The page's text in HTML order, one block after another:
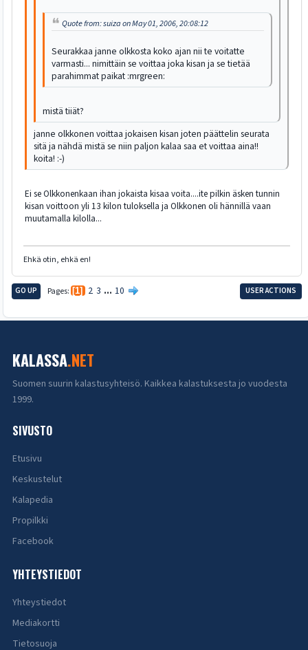
Quote from: suiza on May 01, 2006, 20:08:12
Seurakkaa janne olkkosta koko ajan nii te voitatte
varmasti... nimittäin se voittaa joka kisan ja se tietää
parahimmat paikat :mrgreen:
mistä tiiät?
janne olkkonen voittaa jokaisen kisan joten päättelin seurata
sitä ja nähdä mistä se niin paljon kalaa saa et voittaa aina!!
koita! :-)
Ei se Olkkonenkaan ihan jokaista kisaa voita....ite pilkin äsken tunnin
kisan voittoon yli 13 kilon tuloksella ja Olkkonen oli hännillä vaan
muutamalla kilolla...
Ehkä otin, ehkä en!
GO UP Pages 1 2 3 ... 10 USER ACTIONS
KALASSA.NET
Suomen suurin kalastusyhteisö. Kaikkea kalastuksesta jo vuodesta
1999.
SIVUSTO
Etusivu
Keskustelut
Kalapedia
Propilkki
Facebook
YHTEYSTIEDOT
Yhteystiedot
Mediakortti
Tietosuoja